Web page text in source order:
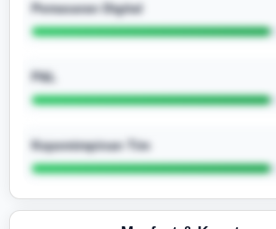
Pemasaran Digital
P&L
Kepemimpinan Tim